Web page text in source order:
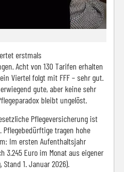
erstmals
Acht von 130 Tarifen erhalten
Viertel folgt mit FFF – sehr gut.
gute, aber keine sehr
bleibt ungelöst.
Pflegeversicherung ist
tragen hohe
Im ersten Aufenthaltsjahr
Euro im Monat aus eigener
1. Januar 2026).